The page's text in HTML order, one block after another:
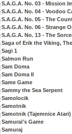
S.A.G.A. No. 03 - Mission
S.A.G.A. No. 04 - Voodoo
S.A.G.A. No. 05 - The
S.A.G.A. No. 06 - Strange
S.A.G.A. No. 13 - The
Saga of Erik the Viking, The
Sagi 1
Salmon Run
Sam Doma
Sam Doma II
Same Game
Sammy the Sea Serpent
Samolocik
Samotnik
Samotnik (Tajemnice Atari)
Samurai's Game
Samuraj